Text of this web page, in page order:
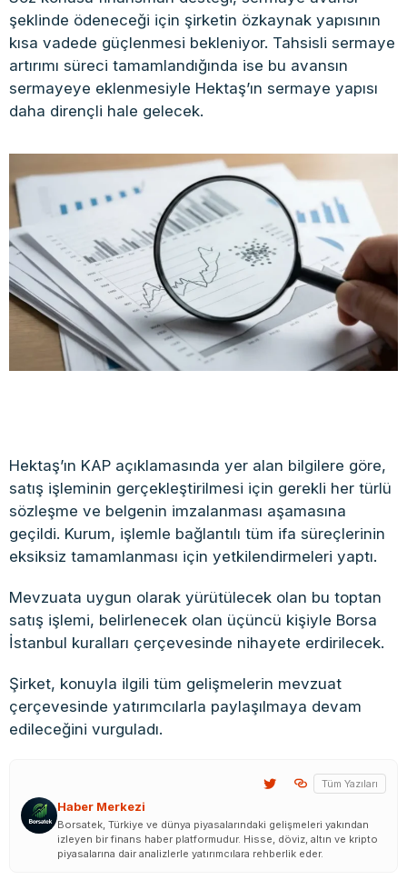
şeklinde ödeneceği için şirketin özkaynak yapısının
kısa vadede güçlenmesi bekleniyor. Tahsisli sermaye
artırımı süreci tamamlandığında ise bu avansın
sermayeye eklenmesiyle Hektaş’ın sermaye yapısı
daha dirençli hale gelecek.
Hektaş’ın KAP açıklamasında yer alan bilgilere göre,
satış işleminin gerçekleştirilmesi için gerekli her türlü
sözleşme ve belgenin imzalanması aşamasına
geçildi. Kurum, işlemle bağlantılı tüm ifa süreçlerinin
eksiksiz tamamlanması için yetkilendirmeleri yaptı.
Mevzuata uygun olarak yürütülecek olan bu toptan
satış işlemi, belirlenecek olan üçüncü kişiyle Borsa
İstanbul kuralları çerçevesinde nihayete erdirilecek.
Şirket, konuyla ilgili tüm gelişmelerin mevzuat
çerçevesinde yatırımcılarla paylaşılmaya devam
edileceğini vurguladı.
Haber Merkezi
Tüm Yazıları
Borsatek, Türkiye ve dünya piyasalarındaki gelişmeleri yakından
izleyen bir finans haber platformudur. Hisse, döviz, altın ve kripto
piyasalarına dair analizlerle yatırımcılara rehberlik eder.